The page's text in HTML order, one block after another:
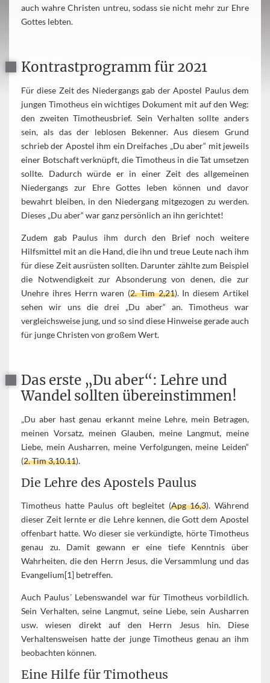
auch wahre Christen untreu, sodass sie nicht mehr zur Ehre
Gottes lebten.
Kontrastprogramm für 2021
Für diese Zeit des Niedergangs gab der Apostel Paulus dem
jungen Timotheus ein wichtiges Dokument mit auf den Weg:
den zweiten Timotheusbrief. Sein Verhalten sollte anders
sein, als das der leblosen Bekenner. Aus diesem Grund
schrieb der Apostel ihm ein Dreifaches „Du aber“ mit jeweils
einer Botschaft verknüpft, die Timotheus in die Tat umsetzen
sollte. Dadurch würde er in einer Zeit des allgemeinen
Niedergangs zur Ehre Gottes leben können und davor
bewahrt bleiben, in den Niedergang mitgezogen zu werden.
Dieses „Du aber“ war ganz persönlich an ihn gerichtet!
Zudem gab Paulus ihm durch den Brief noch weitere
Hilfsmittel mit an die Hand, die ihn und treue Leute nach ihm
für diese Zeit ausrüsten sollten. Darunter zählte zum Beispiel
die Notwendigkeit zur Absonderung von denen, die zur
Unehre ihres Herrn waren (2. Tim 2,21). In diesem Artikel
sehen wir uns die drei „Du aber“ an. Timotheus war
vergleichsweise jung, und so sind diese Hinweise gerade auch
für junge Christen von großem Wert.
Das erste „Du aber“: Lehre und
Wandel sollten übereinstimmen!
„Du aber hast genau erkannt meine Lehre, mein Betragen,
meinen Vorsatz, meinen Glauben, meine Langmut, meine
Liebe, mein Ausharren, meine Verfolgungen, meine Leiden“
(2. Tim 3,10.11).
Die Lehre des Apostels Paulus
Timotheus hatte Paulus oft begleitet (Apg 16,3). Während
dieser Zeit lernte er die Lehre kennen, die Gott dem Apostel
offenbart hatte. Wo dieser sie verkündigte, hörte Timotheus
genau zu. Damit gewann er eine tiefe Kenntnis über
Wahrheiten, die den Herrn Jesus, die Versammlung und das
Evangelium[1] betreffen.
Auch Paulus´ Lebenswandel war für Timotheus vorbildlich.
Sein Verhalten, seine Langmut, seine Liebe, sein Ausharren
usw. wiesen direkt auf den Herrn Jesus hin. Diese
Verhaltensweisen hatte der junge Timotheus genau an ihm
beobachten können.
Eine Hilfe für Timotheus